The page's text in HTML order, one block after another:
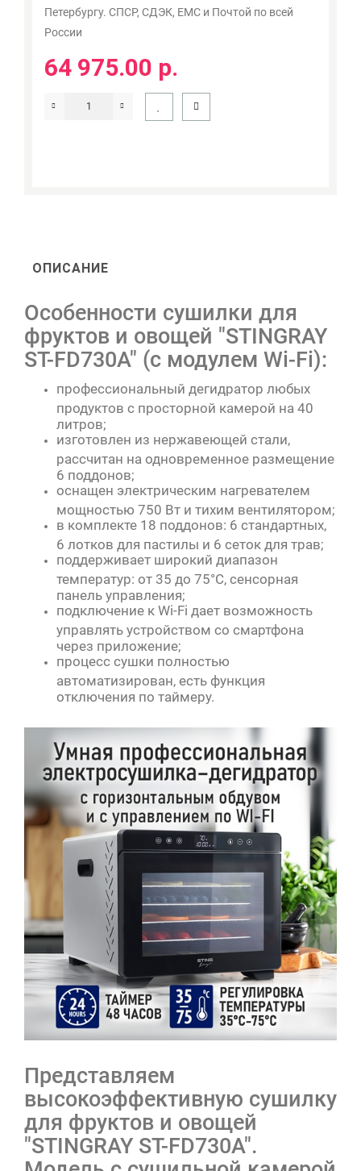
Петербургу. СПСР, СДЭК, ЕМС и Почтой по всей
России
64 975.00 р.
ОПИСАНИЕ
Особенности сушилки для
фруктов и овощей "STINGRAY
ST-FD730A" (с модулем Wi-Fi):
профессиональный дегидратор любых
продуктов с просторной камерой на 40
литров;
изготовлен из нержавеющей стали,
рассчитан на одновременное размещение
6 поддонов;
оснащен электрическим нагревателем
мощностью 750 Вт и тихим вентилятором;
в комплекте 18 поддонов: 6 стандартных,
6 лотков для пастилы и 6 сеток для трав;
поддерживает широкий диапазон
температур: от 35 до 75°С, сенсорная
панель управления;
подключение к Wi-Fi дает возможность
управлять устройством со смартфона
через приложение;
процесс сушки полностью
автоматизирован, есть функция
отключения по таймеру.
Представляем
высокоэффективную сушилку
для фруктов и овощей
"STINGRAY ST-FD730A".